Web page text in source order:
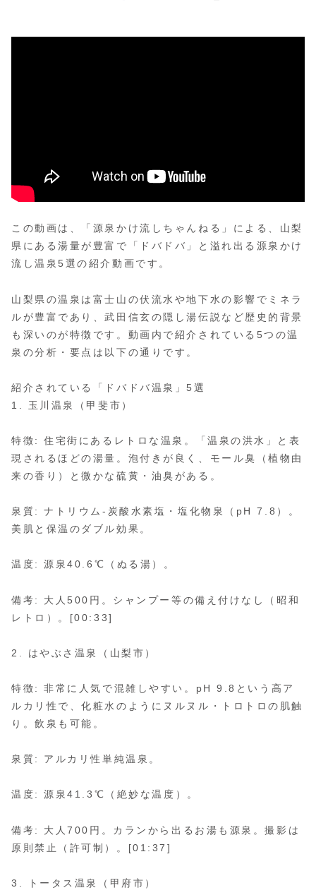
この動画は、「源泉かけ流しちゃんねる」による、山梨
県にある湯量が豊富で「ドバドバ」と溢れ出る源泉かけ
流し温泉5選の紹介動画です。
山梨県の温泉は富士山の伏流水や地下水の影響でミネラ
ルが豊富であり、武田信玄の隠し湯伝説など歴史的背景
も深いのが特徴です。動画内で紹介されている5つの温
泉の分析・要点は以下の通りです。
紹介されている「ドバドバ温泉」5選
1. 玉川温泉（甲斐市）
特徴: 住宅街にあるレトロな温泉。「温泉の洪水」と表
現されるほどの湯量。泡付きが良く、モール臭（植物由
来の香り）と微かな硫黄・油臭がある。
泉質: ナトリウム-炭酸水素塩・塩化物泉（pH 7.8）。
美肌と保温のダブル効果。
温度: 源泉40.6℃（ぬる湯）。
備考: 大人500円。シャンプー等の備え付けなし（昭和
レトロ）。[00:33]
2. はやぶさ温泉（山梨市）
特徴: 非常に人気で混雑しやすい。pH 9.8という高ア
ルカリ性で、化粧水のようにヌルヌル・トロトロの肌触
り。飲泉も可能。
泉質: アルカリ性単純温泉。
温度: 源泉41.3℃（絶妙な温度）。
備考: 大人700円。カランから出るお湯も源泉。撮影は
原則禁止（許可制）。[01:37]
3. トータス温泉（甲府市）